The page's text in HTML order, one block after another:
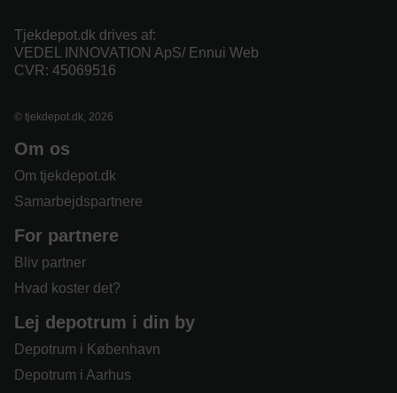
Tjekdepot.dk drives af:
VEDEL INNOVATION ApS/ Ennui Web
CVR: 45069516
© tjekdepot.dk, 2026
Om os
Om tjekdepot.dk
Samarbejdspartnere
For partnere
Bliv partner
Hvad koster det?
Lej depotrum i din by
Depotrum i København
Depotrum i Aarhus